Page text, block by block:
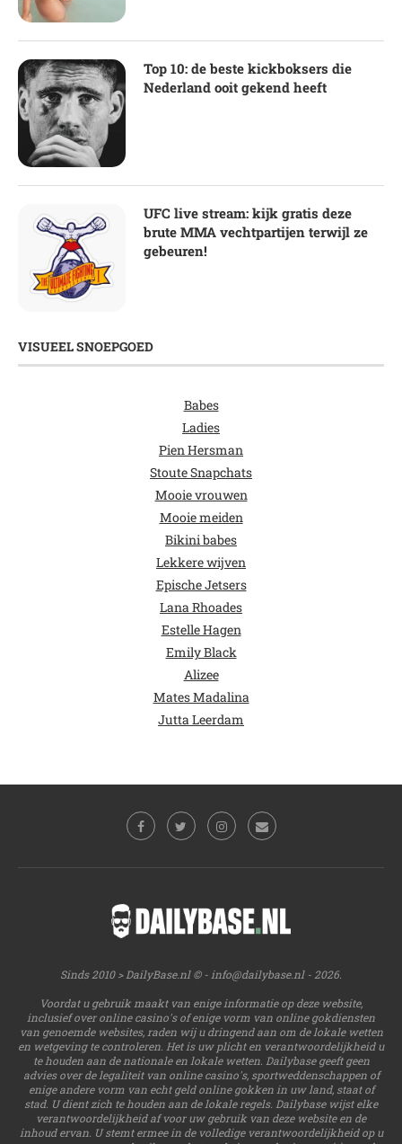
Top 10: de beste kickboksers die
Nederland ooit gekend heeft
UFC live stream: kijk gratis deze
brute MMA vechtpartijen terwijl ze
gebeuren!
VISUEEL SNOEPGOED
Babes
Ladies
Pien Hersman
Stoute Snapchats
Mooie vrouwen
Mooie meiden
Bikini babes
Lekkere wijven
Epische Jetsers
Lana Rhoades
Estelle Hagen
Emily Black
Alizee
Mates Madalina
Jutta Leerdam
Sinds 2010 > DailyBase.nl © - info@dailybase.nl- 2026.
Voordat u gebruik maakt van enige informatie op deze website,
inclusief over online casino's of enige vorm van online gokdiensten
van genoemde websites, raden wij u dringend aan om de lokale wetten
en wetgeving te controleren. Het is uw plicht en verantwoordelijkheid u
te houden aan de nationale en lokale wetten. Dailybase geeft geen
advies over de legaliteit van online casino's, sportweddenschappen of
enige andere vorm van echt geld online gokken in uw land, staat of
stad. U dient zich te houden aan de lokale regels. Dailybase wijst elke
verantwoordelijkheid af voor uw gebruik van deze website en de
inhoud ervan. U stemt ermee in de volledige verantwoordelijkheid op u